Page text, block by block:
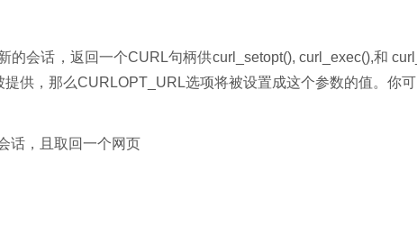
的会话，返回一个CURL句柄供curl_setopt(), curl_exec(),和
提供，那么CURLOPT_URL选项将被设置成这个参数的值。你可
话，且取回一个网页